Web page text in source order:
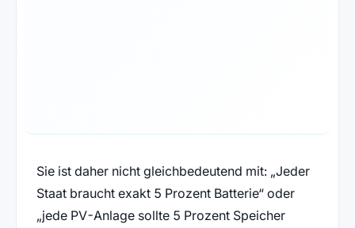
Sie ist daher nicht gleichbedeutend mit: „Jeder
Staat braucht exakt 5 Prozent Batterie“ oder
„jede PV-Anlage sollte 5 Prozent Speicher